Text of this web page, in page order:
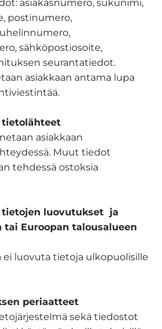
asiakasnumero, sukunimi,
postinumero,
sähköpostiosoite,
seurantatiedot.
asiakkaan antama lupa
tietolähteet
asiakkaan
Muut tiedot
tehdessä ostoksia
tietojen luovutukset ja
tai Euroopan talousalueen
ei luovuta tietoja ulkopuolisille
periaatteet
sekä tiedostot